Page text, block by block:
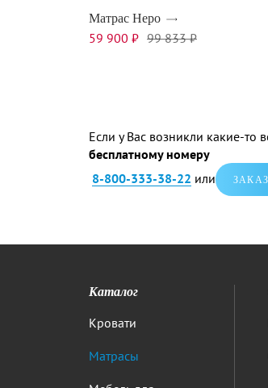
Матрас Неро
59 900 ₽ 99 833 ₽
Если у Вас возникли какие-
бесплатному номеру
8-800-333-38-22 или
Каталог
Кровати
Матрасы